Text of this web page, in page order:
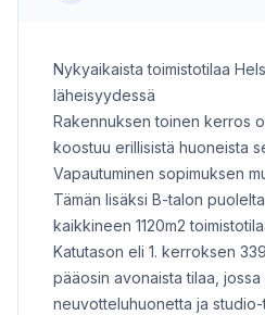
Nykyaikaista toimistotilaa
läheisyydessä
Rakennuksen toinen kerros
koostuu erillisistä huoneista
Vapautuminen sopimuksen
Tämän lisäksi B-talon
kaikkineen 1120m2
Katutason eli 1. kerroksen
pääosin avonaista tilaa, jossa
neuvotteluhuonetta ja